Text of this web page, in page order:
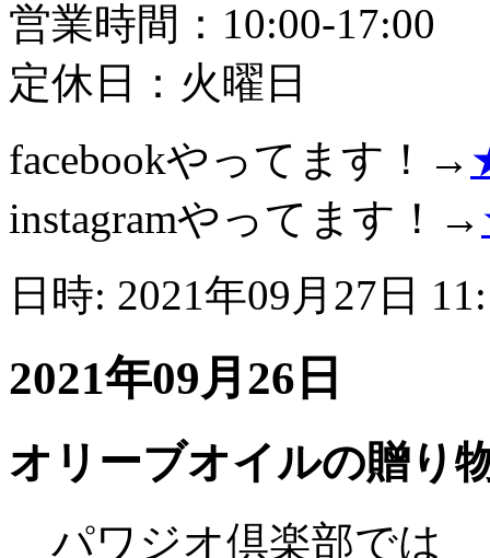
営業時間：10:00-17:00
定休日：火曜日
facebookやってます！→
instagramやってます！→
日時: 2021年09月27日
2021年09月26日
オリーブオイルの贈り
パワジオ倶楽部では